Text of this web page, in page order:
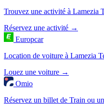
Trouvez une activité à Lamezia
Réservez une activité →
Europcar
Location de voiture à Lamezia
Louez une voiture →
Omio
Réservez un billet de Train ou